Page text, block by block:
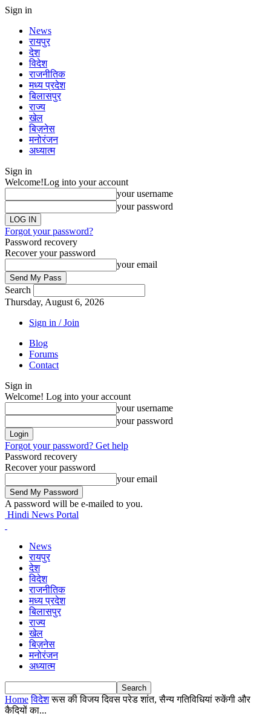
Sign in
News
रायपुर
देश
विदेश
राजनीतिक
मध्य प्रदेश
बिलासपुर
राज्य
खेल
बिज़नेस
मनोरंजन
अध्यात्म
Sign in
Welcome!Log into your account
your username
your password
Forgot your password?
Password recovery
Recover your password
your email
Search
Thursday, August 6, 2026
Sign in / Join
Blog
Forums
Contact
Sign in
Welcome! Log into your account
your username
your password
Forgot your password? Get help
Password recovery
Recover your password
your email
A password will be e-mailed to you.
Hindi News Portal
News
रायपुर
देश
विदेश
राजनीतिक
मध्य प्रदेश
बिलासपुर
राज्य
खेल
बिज़नेस
मनोरंजन
अध्यात्म
Home विदेश रूस की विजय दिवस परेड शांत, सैन्य गतिविधियां रुकेंगी और
कैदियों का...